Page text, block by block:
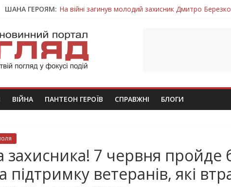
ШАНА ГЕРОЯМ: На війні загинув молодий захисник Дмитро
Захисник з Тернопільщини Петро Федів
Тернопільщина в скорботі: на щиті повертається
Вважався зниклим безвісти, – Ангелом додому
ВІЙНА ПАНТЕОН ГЕРОЇВ СПРАВЖНІ БЛОГИ
захисника! 7 червня пройде
підтримку ветеранів, які